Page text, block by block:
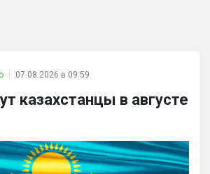
07.08.2026 в 09:59
казахстанцы в августе